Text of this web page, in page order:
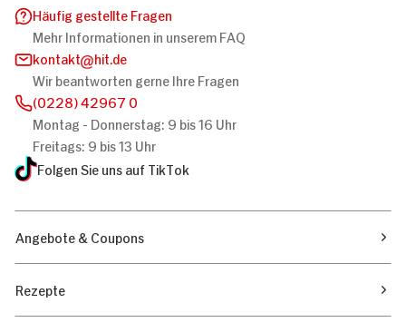
Häufig gestellte Fragen
Mehr Informationen in unserem FAQ
kontakt
hit.de
Wir beantworten gerne Ihre Fragen
(0228) 42967 0
Montag - Donnerstag: 9 bis 16 Uhr
Freitags: 9 bis 13 Uhr
Folgen Sie uns auf TikTok
Angebote & Coupons
Rezepte